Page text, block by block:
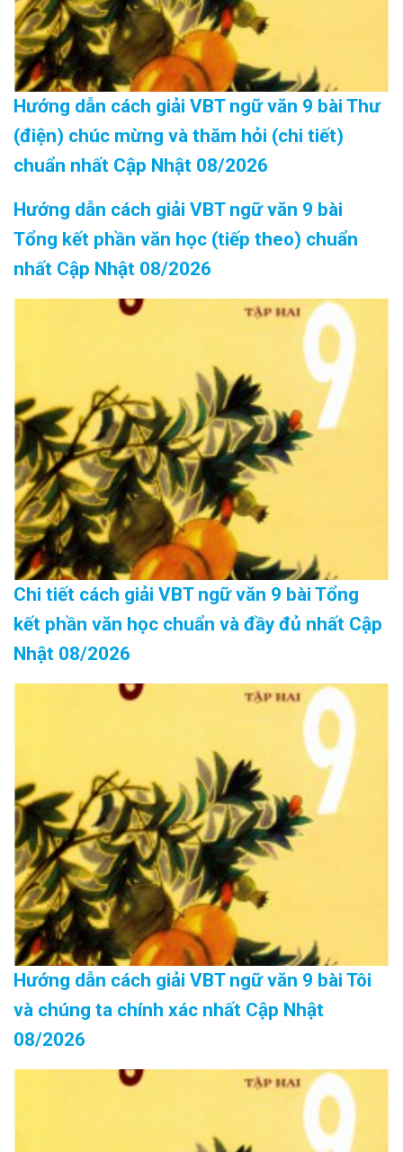
Hướng dẫn cách giải VBT ngữ văn 9 bài Thư
(điện) chúc mừng và thăm hỏi (chi tiết)
chuẩn nhất Cập Nhật 08/2026
Hướng dẫn cách giải VBT ngữ văn 9 bài
Tổng kết phần văn học (tiếp theo) chuẩn
nhất Cập Nhật 08/2026
Chi tiết cách giải VBT ngữ văn 9 bài Tổng
kết phần văn học chuẩn và đầy đủ nhất Cập
Nhật 08/2026
Hướng dẫn cách giải VBT ngữ văn 9 bài Tôi
và chúng ta chính xác nhất Cập Nhật
08/2026